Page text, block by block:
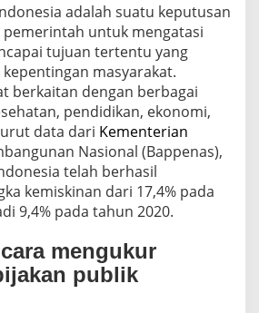
adalah suatu keputusan
untuk mengatasi
tujuan tertentu yang
masyarakat.
berkaitan dengan berbagai
pendidikan, ekonomi,
data dari Kementerian
Nasional (Bappenas),
telah berhasil
kemiskinan dari 17,4% pada
9,4% pada tahun 2020.
mengukur
publik